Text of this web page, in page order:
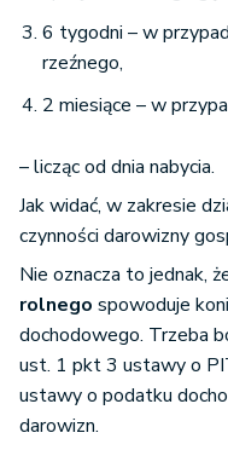
6 tygodni – w
rzeźnego,
2 miesiące – w
– licząc od dnia nabycia.
Jak widać, w zakresie
czynności darowizny
Nie oznacza to jednak,
rolnego spowoduje
dochodowego. Trzeba
ust. 1 pkt 3 ustawy o
ustawy o podatku
darowizn.